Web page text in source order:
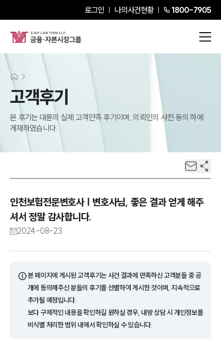
로그인 나의사건현황 1800-7905
고객후기
본 후기는 대륜의 실제 고객만족 후기이며, 의뢰인의 사전 동의 하에
게재하였습니다.
인천보험전문변호사 | 변호사님, 좋은 결과 얻게 해주
셔서 정말 감사합니다.
2024-08-23
ⓘ본 페이지에 게시된 고객후기는 사건 결과에 만족하신 고객분들 중 공
개에 동의해주신 분들의 후기를 선별하여 게시한 것이며, 지속적으로
추가될 예정입니다.
보다 구체적인 내용을 확인하길 원하실 경우, 내방 상담 시 개인정보를
비식별 처리한 범위 내에서 확인하실 수 있습니다.